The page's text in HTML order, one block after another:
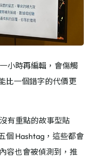
小時再編輯，會傷觸
比一個錯字的代價更
有重點的故事型貼
個 Hashtag，這些都會
容也會被偵測到，推